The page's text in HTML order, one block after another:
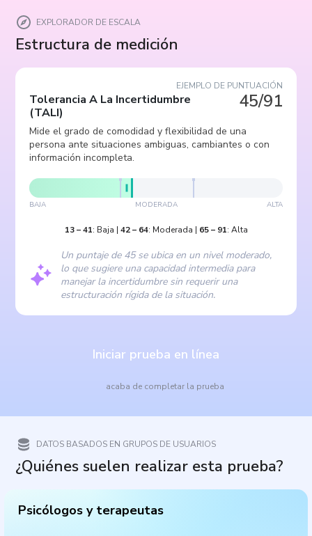
EXPLORADOR DE ESCALA
Estructura de medición
EJEMPLO DE PUNTUACIÓN
45/91
Tolerancia A La Incertidumbre
(TALI)
Mide el grado de comodidad y flexibilidad de una
persona ante situaciones ambiguas, cambiantes o con
información incompleta.
BAJA MODERADA ALTA
13–41: Baja | 42– 64: Moderada | 65– 91: Alta
Un puntaje de 45 se ubica en un nivel moderado,
lo que sugiere una capacidad intermedia para
manejar la incertidumbre sin requerir una
estructuración rígida de la situación.
Iniciar prueba en línea
acaba de completar la prueba
DATOS BASADOS EN GRUPOS DE USUARIOS
¿Quiénes suelen realizar esta prueba?
Psicólogos y terapeutas